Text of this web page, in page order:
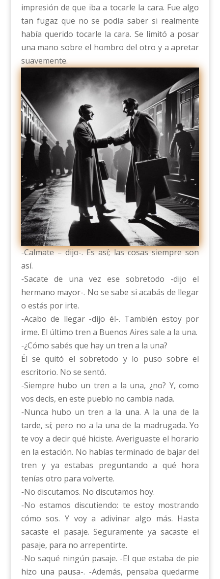
impresión de que iba a tocarle la cara. Fue algo
tan fugaz que no se podía saber si realmente
había querido tocarle la cara. Se limitó a posar
una mano sobre el hombro del otro y a apretar
suavemente.
-Calmate – dijo-. Es así; las cosas siempre son
así.
-Sacate de una vez ese sobretodo -dijo el
hermano mayor-. No se sabe si acabás de llegar
o estás por irte.
-Acabo de llegar -dijo él-. También estoy por
irme. El último tren a Buenos Aires sale a la una.
-¿Cómo sabés que hay un tren a la una?
Él se quitó el sobretodo y lo puso sobre el
escritorio. No se sentó.
-Siempre hubo un tren a la una, ¿no? Y, como
vos decís, en este pueblo no cambia nada.
-Nunca hubo un tren a la una. A la una de la
tarde, sí; pero no a la una de la madrugada. Yo
te voy a decir qué hiciste. Averiguaste el horario
en la estación. No habías terminado de bajar del
tren y ya estabas preguntando a qué hora
tenías otro para volverte.
-No discutamos. No discutamos hoy.
-No estamos discutiendo: te estoy mostrando
cómo sos. Y voy a adivinar algo más. Hasta
sacaste el pasaje. Seguramente ya sacaste el
pasaje, para no arrepentirte.
-No saqué ningún pasaje. -El que estaba de pie
hizo una pausa-. -Además, pensaba quedarme